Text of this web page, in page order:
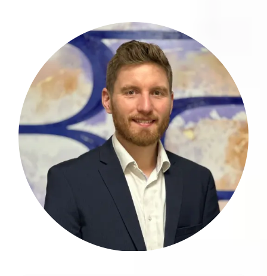
Christoph Wahlen bringt umfangreiche
Erfahrung im Finanzsektor mit.
mehr